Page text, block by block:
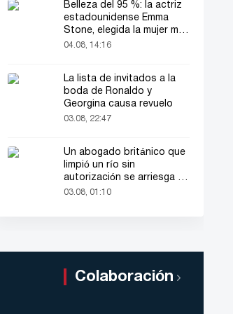
Belleza del 95 %: la actriz
estadounidense Emma
Stone, elegida la mujer más
bella del mundo
04.08, 14:16
La lista de invitados a la
boda de Ronaldo y
Georgina causa revuelo
03.08, 22:47
Un abogado británico que
limpió un río sin
autorización se arriesga a
hasta 2 años de cárcel
03.08, 01:10
Colaboración